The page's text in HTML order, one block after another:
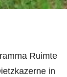
Ruimte
in